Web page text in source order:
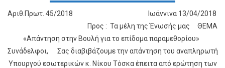
Αριθ.Πρωτ. 45/2018 Ιωάννινα 13/04/2018
Προς : Τα μέλη της Ένωσής μας ΘΕΜΑ
«Απάντηση στην Βουλή για το επίδομα παραμεθορίου»
Συνάδελφοι, Σας διαβιβάζουμε την απάντηση του αναπληρωτή
Υπουργού εσωτερικών κ. Νίκου Τόσκα έπειτα από ερώτηση των